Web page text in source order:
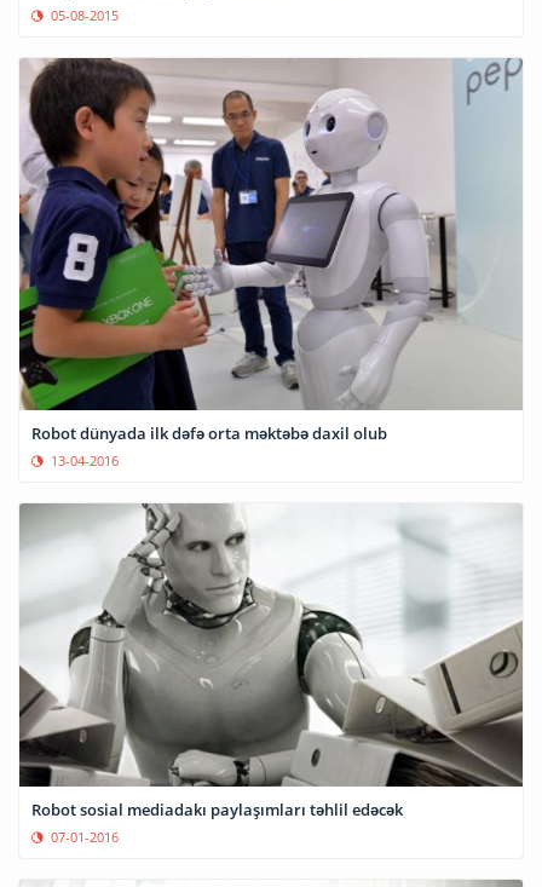
05-08-2015
Robot dünyada ilk dəfə orta məktəbə daxil olub
13-04-2016
Robot sosial mediadakı paylaşımları təhlil edəcək
07-01-2016